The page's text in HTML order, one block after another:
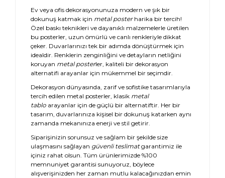
Ev veya ofis dekorasyonunuza modern ve şık bir
dokunuş katmak için metal posterharika bir tercih!
Özel baskı teknikleri ve dayanıklı malzemelerle üretilen
bu posterler, uzun ömürlü ve canlı renkleriyle dikkat
çeker. Duvarlarınızı tek bir adımda dönüştürmek için
idealdir. Renklerin zenginliğini ve detayların netliğini
koruyan metal posterler, kaliteli bir dekorasyon
alternatifi arayanlar için mükemmel bir seçimdir.
Dekorasyon dünyasında, zarif ve sofistike tasarımlarıyla
tercih edilen metal posterler, klasik metal
tablo arayanlar için de güçlü bir alternatiftir. Her bir
tasarım, duvarlarınıza kişisel bir dokunuş katarken aynı
zamanda mekanınıza enerji ve stil getirir.
Siparişinizin sorunsuz ve sağlam bir şekilde size
ulaşmasını sağlayan güvenli teslimatgarantimiz ile
içiniz rahat olsun. Tüm ürünlerimizde %100
memnuniyet garantisi sunuyoruz, böylece
alışverişinizden her zaman mutlu kalacağınızdan emin